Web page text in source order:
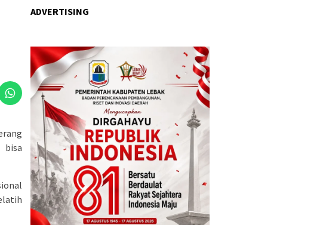
ADVERTISING